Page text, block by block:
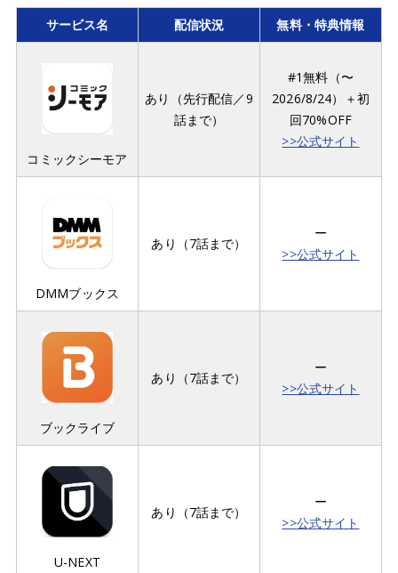
サービス名 配信状況 無料・特典情報
コミックシーモア
あり（先行配信／9
話まで）
#1無料（〜
2026/8/24）＋初
回70%OFF
>>公式サイト
DMMブックス
あり（7話まで）
ー
>>公式サイト
ブックライブ
あり（7話まで）
ー
>>公式サイト
U-NEXT
あり（7話まで）
ー
>>公式サイト